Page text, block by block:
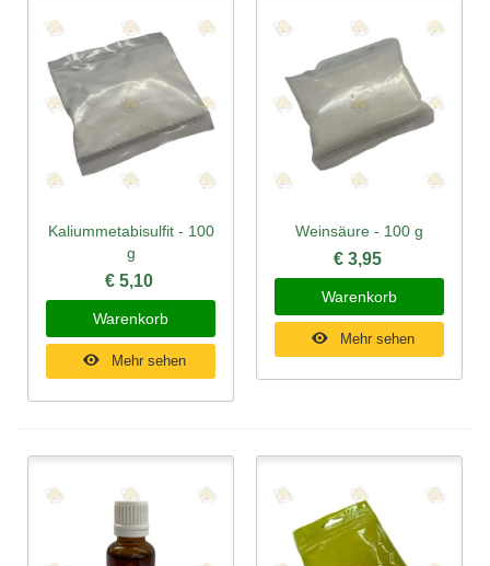
Kaliummetabisulfit - 100
g
€ 5,10
Warenkorb
Mehr sehen
Weinsäure - 100 g
€ 3,95
Warenkorb
Mehr sehen